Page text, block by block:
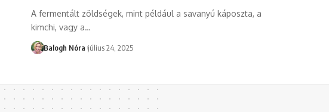
A fermentált zöldségek, mint például a savanyú káposzta, a
kimchi, vagy a…
Balogh Nóra július 24, 2025